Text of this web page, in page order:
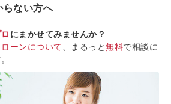
らない方へ
にまかせてみませんか？
ローンについて 、まるっと無料で相談に